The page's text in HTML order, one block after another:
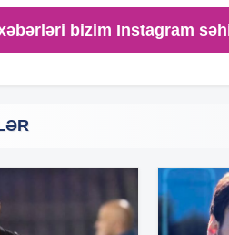
bizim Instagram